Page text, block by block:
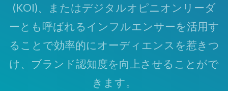
(KOI)、またはデジタルオピニオンリーダ
ーとも呼ばれるインフルエンサーを活用す
ることで効率的にオーディエンスを惹きつ
け、ブランド認知度を向上させることがで
きます。